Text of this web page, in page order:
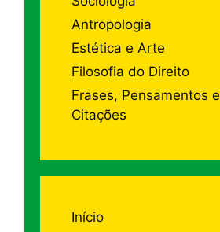
Antropologia
Estética e Arte
Filosofia do Direito
Frases, Pensamentos e
Citações
Início